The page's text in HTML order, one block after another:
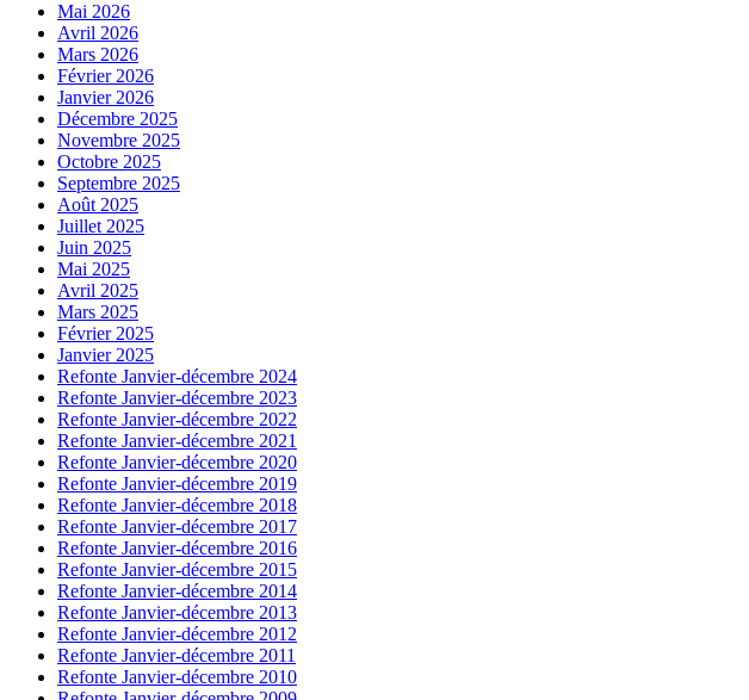
Mai 2026
Avril 2026
Mars 2026
Février 2026
Janvier 2026
Décembre 2025
Novembre 2025
Octobre 2025
Septembre 2025
Août 2025
Juillet 2025
Juin 2025
Mai 2025
Avril 2025
Mars 2025
Février 2025
Janvier 2025
Refonte Janvier-décembre 2024
Refonte Janvier-décembre 2023
Refonte Janvier-décembre 2022
Refonte Janvier-décembre 2021
Refonte Janvier-décembre 2020
Refonte Janvier-décembre 2019
Refonte Janvier-décembre 2018
Refonte Janvier-décembre 2017
Refonte Janvier-décembre 2016
Refonte Janvier-décembre 2015
Refonte Janvier-décembre 2014
Refonte Janvier-décembre 2013
Refonte Janvier-décembre 2012
Refonte Janvier-décembre 2011
Refonte Janvier-décembre 2010